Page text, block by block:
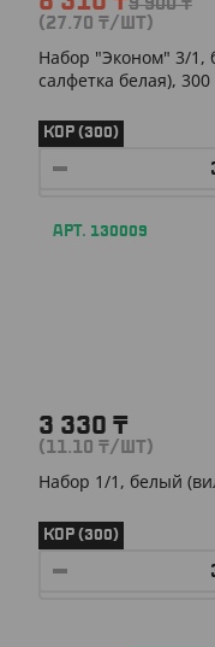
9 900₸
(27.70 ₸/ШТ)
Набор "Эконом" 3/1,
салфетка белая),
КОР (300)
АРТ. 130009
3 330 ₸
(11.10 ₸/ШТ)
Набор 1/1, белый
КОР (300)